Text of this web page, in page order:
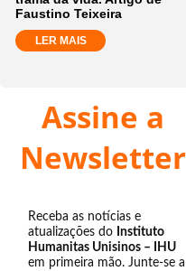
Faustino Teixeira
LER MAIS
Assine a
Newsletter
Receba as notícias e
atualizações do Instituto
Humanitas Unisinos – IHU
em primeira mão. Junte-se a